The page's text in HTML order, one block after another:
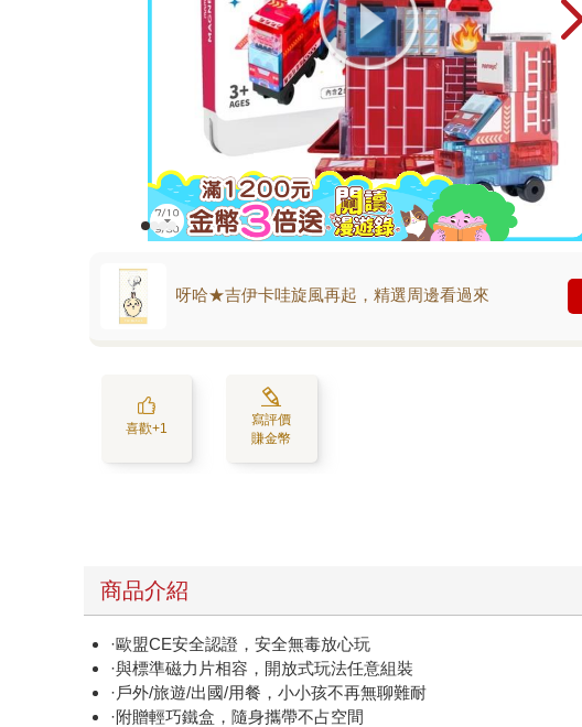
呀哈★吉伊卡哇旋風再起，精選周邊看過來
喜歡+1
寫評價
賺金幣
商品介紹
·歐盟CE安全認證，安全無毒放心玩
·與標準磁力片相容，開放式玩法任意組裝
·戶外/旅遊/出國/用餐，小小孩不再無聊難耐
·附贈輕巧鐵盒，隨身攜帶不占空間